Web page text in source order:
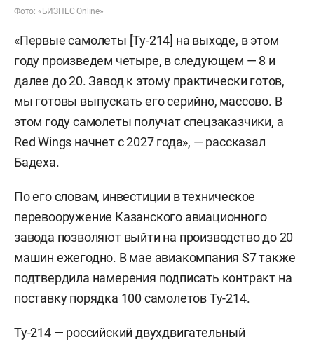
Фото: «БИЗНЕС Online»
«Первые самолеты [Ту-214] на выходе, в этом
году произведем четыре, в следующем — 8 и
далее до 20. Завод к этому практически готов,
мы готовы выпускать его серийно, массово. В
этом году самолеты получат спецзаказчики, а
Red Wings начнет с 2027 года», — рассказал
Бадеха.
По его словам, инвестиции в техническое
перевооружение Казанского авиационного
завода позволяют выйти на производство до 20
машин ежегодно. В мае авиакомпания S7 также
подтвердила намерения подписать контракт на
поставку порядка 100 самолетов Ту-214.
Ту-214 — российский двухдвигательный